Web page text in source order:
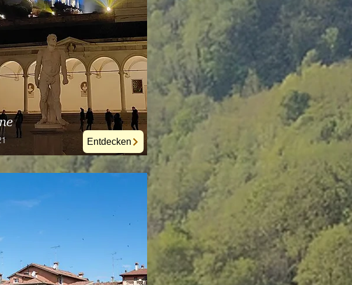
Entdecken